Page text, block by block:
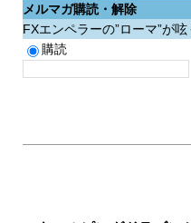
メルマガ購読・解除
FXエンペラーの”ローマ”が
購読